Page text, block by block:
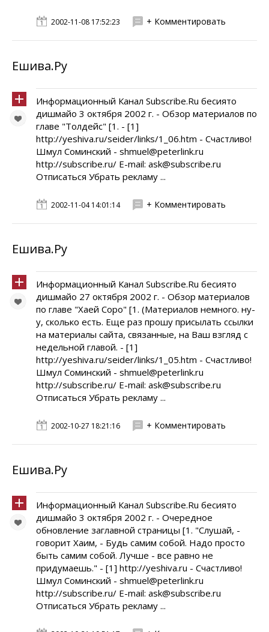
2002-11-08 17:52:23 + Комментировать
Ешива.Ру
Информационный Канал Subscribe.Ru бесиято
дишмайо 3 октября 2002 г. - Обзор материалов по
главе "Толдейс" [1. - [1]
http://yeshiva.ru/seider/links/1_06.htm - Счастливо!
Шмул Соминский - shmuel@peterlink.ru
http://subscribe.ru/ E-mail: ask@subscribe.ru
Отписаться Убрать рекламу ...
2002-11-04 14:01:14 + Комментировать
Ешива.Ру
Информационный Канал Subscribe.Ru бесиято
дишмайо 27 октября 2002 г. - Обзор материалов
по главе "Хаей Соро" [1. (Материалов немного. ну-
у, сколько есть. Еще раз прошу присылать ссылки
на материалы сайта, связанные, на Ваш взгляд с
недельной главой. - [1]
http://yeshiva.ru/seider/links/1_05.htm - Счастливо!
Шмул Соминский - shmuel@peterlink.ru
http://subscribe.ru/ E-mail: ask@subscribe.ru
Отписаться Убрать рекламу ...
2002-10-27 18:21:16 + Комментировать
Ешива.Ру
Информационный Канал Subscribe.Ru бесиято
дишмайо 3 октября 2002 г. - Очередное
обновление заглавной страницы [1. "Слушай, -
говорит Хаим, - Будь самим собой. Надо просто
быть самим собой. Лучше - все равно не
придумаешь." - [1] http://yeshiva.ru - Счастливо!
Шмул Соминский - shmuel@peterlink.ru
http://subscribe.ru/ E-mail: ask@subscribe.ru
Отписаться Убрать рекламу ...